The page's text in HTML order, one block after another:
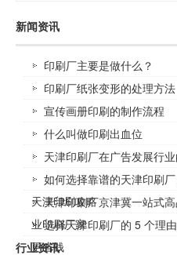
新闻资讯
印刷厂主要是做什么？
印刷厂纸张变形的处理方法
宣传画册印刷的制作流程
什么叫做印刷出血位
天津印刷厂在广告发展行
如何选择靠谱的天津印刷厂
天津印刷攻略
天津印刷厂京津冀一站式
业印刷厂家
选择天津印刷厂的 5 个理
更省钱
行业资讯